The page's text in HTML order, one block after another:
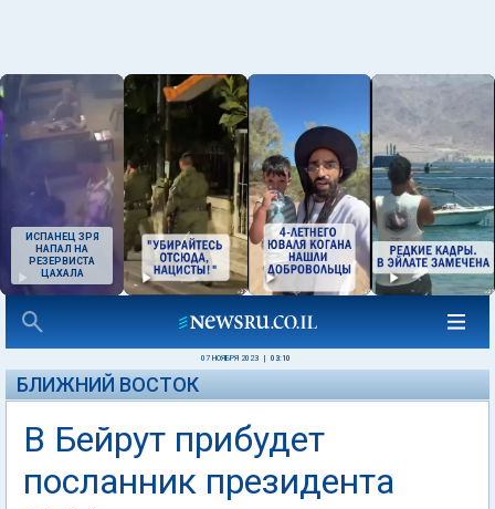
ИСПАНЕЦ ЗРЯ
НАПАЛ НА
РЕЗЕРВИСТА
ЦАХАЛА
07 НОЯБРЯ 2023 03:10
БЛИЖНИЙ ВОСТОК
В Бейрут прибудет
посланник президента